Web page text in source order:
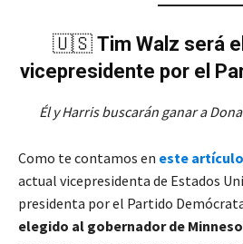
🇺🇸 Tim Walz será
vicepresidente por el
Él y Harris buscarán ganar a
Como te contamos en este artículo
actual vicepresidenta de Estados
presidenta por el Partido
elegido al gobernador de